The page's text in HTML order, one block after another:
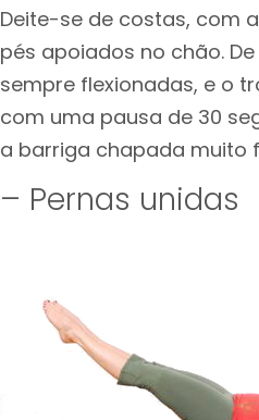
Deite-se de costas, com
pés apoiados no chão.
sempre flexionadas, e o
com uma pausa de 30
a barriga chapada muito
– Pernas unidas